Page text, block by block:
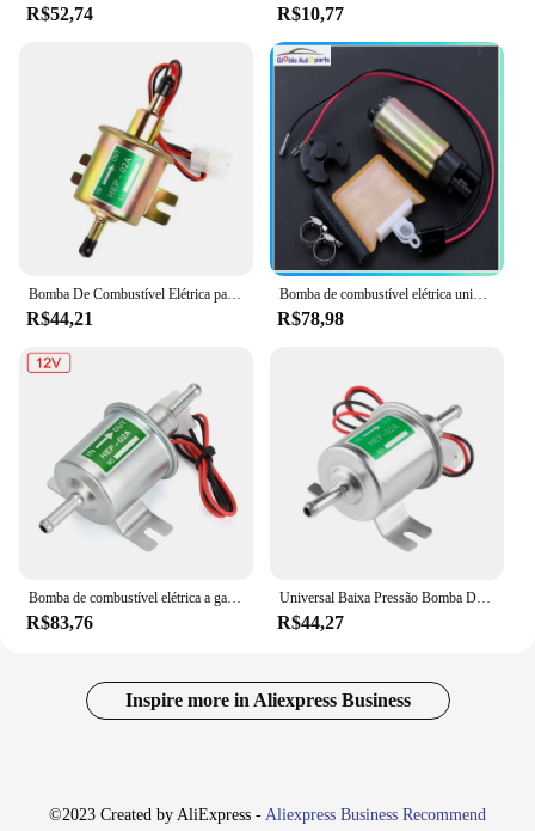
R$52,74 R$10,77
R$44,21
Bomba de combustível elétrica universal do fluxo alto, Kia, Suzuki, esquiva, Ford, Honda, Acura, Chevrolet, Mitsubishi, Mazda, Nissan, Toyota
R$78,98
Bomba de combustível elétrica a gasolina, alta qualidade, baixa pressão, universal, diesel, 12v 24v, para carro e motocicleta
R$83,76
Universal Baixa Pressão Bomba De Combustível Elétrica, Diesel, Gasolina, Gasolina, Carro, Carburador, Motocicleta, ATV, Parafuso Fixação Fio, HEP-02A, 12V
R$44,27
Inspire more in Aliexpress Business
©2023 Created by AliExpress - Aliexpress Business Recommend